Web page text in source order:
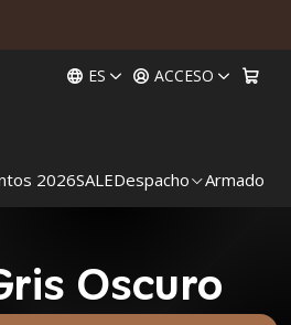
ES ACCESO
2026SALEDespacho Armado
Oscuro